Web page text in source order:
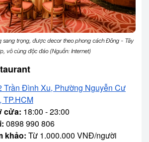
sang trọng, được decor theo phong cách Đông - Tây
vô cùng độc đáo (Nguồn: Internet)
Trần Đình Xu, Phường Nguyễn Cư
TP.HCM
cửa: 18:00 - 23:00
0898 990 806
khảo: Từ 1.000.000 VNĐ/người